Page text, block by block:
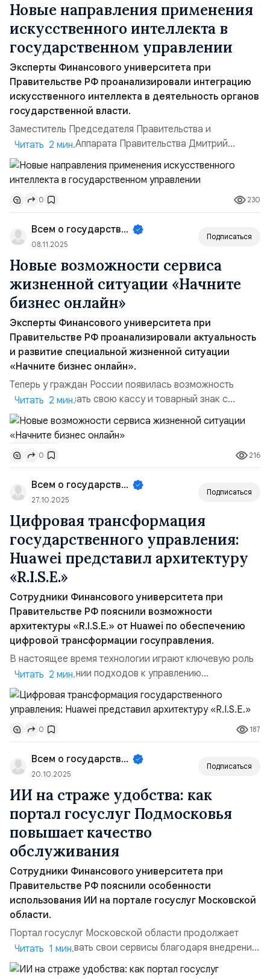
Новые направления применения
искусственного интеллекта в
государственном управлении
Эксперты Финансового университета при
Правительстве РФ проанализировали интеграцию
искусственного интеллекта в деятельность органов
государственной власти.
Заместитель Председателя Правительства и
Руководитель Аппарата Правительства Дмитрий
Григоренко принял участие в пленарной сессии,
проходившей в рамках форума под названием
«Цифровые решения». На этом важном мероприятии
выступили спикеры, представляющие как бизнес-
сообщество, так и федеральные и региональные
органы власти. Они поделились своим пра...
Читать 2 мин.
0 230
Всем о государственном управле...
08.11.2025
Подписаться
Новые возможности сервиса
жизненной ситуации «Начните
бизнес онлайн»
Эксперты Финансового университета при
Правительстве РФ проанализировали актуальность
и развитие специальной жизненной ситуации
«Начните бизнес онлайн».
Теперь у граждан России появилась возможность
зарегистрировать свою кассу и товарный знак с
помощью портала государственных услуг,
воспользовавшись специальной жизненной ситуацией
под названием «Начните бизнес онлайн». Эта новая
функция является частью реализации федерального
проекта, который называется «Государство для
людей». Данный проект находится п...
Читать 2 мин.
0 216
Всем о государственном управле...
27.10.2025
Подписаться
Цифровая трансформация
государственного управления:
Huawei представил архитектуру
«R.I.S.E.»
Сотрудники Финансового университета при
Правительстве РФ пояснили возможности
архитектуры «R.I.S.E.» от Huawei по обеспечению
цифровой трансформации госуправления.
В настоящее время технологии играют ключевую роль
в преобразовании подходов к управлению
государством и обеспечению высокого уровня
предоставления государственных услуг населению.
Одной из значимых тенденций последнего времени
является использование облачных технологий и
искусственного интеллекта (ИИ) для решения
государственных задач. Одним из ярких пр...
Читать 2 мин.
0 187
Всем о государственном управле...
20.10.2025
Подписаться
ИИ на страже удобства: как
портал госуслуг Подмосковья
повышает качество
обслуживания
Сотрудники Финансового университета при
Правительстве РФ пояснили особенности
использования ИИ на портале госуслуг Московской
области.
Портал госуслуг Московской области продолжает
совершенствовать свои сервисы благодаря внедрению
искусственного интеллекта (ИИ). Эта технология
позволяет ускорить процесс обработки заявок и
Читать 1 мин.